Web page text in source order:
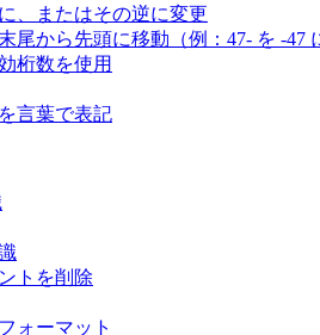
、またはその逆に変更
尾から先頭に移動（例：47- を -47
桁数を使用
言葉で表記
トを削除
ォーマット